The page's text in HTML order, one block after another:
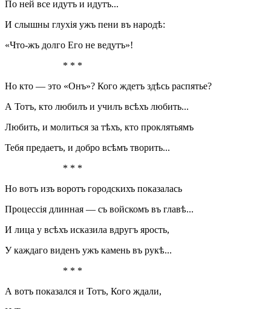
По ней все идутъ и идутъ...
И слышны глухія ужъ пени въ народѣ:
«Что-жъ долго Его не ведутъ»!
* * *
Но кто — это «Онъ»? Кого ждетъ здѣсь распятье?
А Тотъ, кто любилъ и училъ всѣхъ любить...
Любить, и молиться за тѣхъ, кто проклятьямъ
Тебя предаетъ, и добро всѣмъ творить...
* * *
Но вотъ изъ воротъ городскихъ показалась
Процессія длинная — съ войскомъ въ главѣ...
И лица у всѣхъ исказила вдругъ ярость,
У каждаго виденъ ужъ камень въ рукѣ...
* * *
А вотъ показался и Тотъ, Кого ждали,